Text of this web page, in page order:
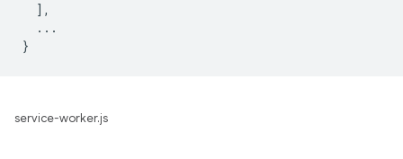
  ],
  ...
service-worker.js